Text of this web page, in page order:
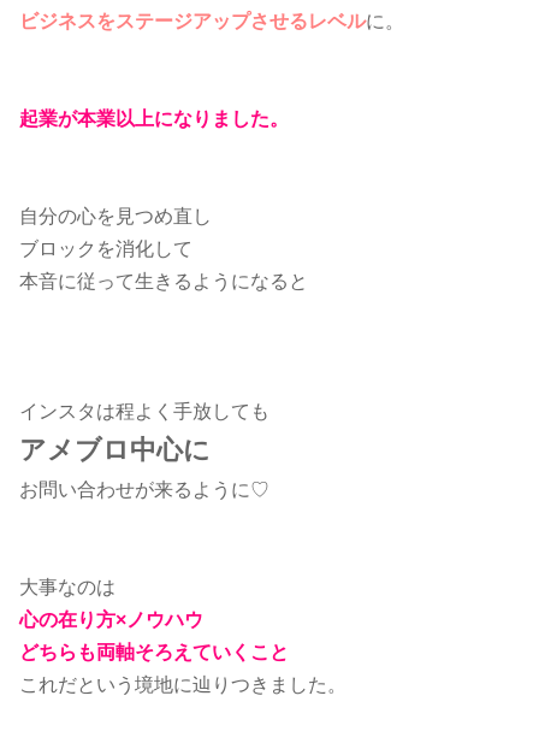
ビジネスをステージアップさせるレベルに。
起業が本業以上になりました。
自分の心を見つめ直し
ブロックを消化して
本音に従って生きるようになると
インスタは程よく手放しても
アメブロ中心に
お問い合わせが来るように♡
大事なのは
心の在り方×ノウハウ
どちらも両軸そろえていくこと
これだという境地に辿りつきました。